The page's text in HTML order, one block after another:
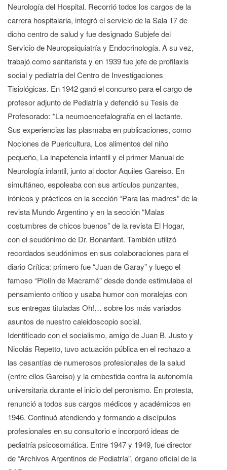
Neurología del Hospital. Recorrió todos los cargos de la
carrera hospitalaria, integró el servicio de la Sala 17 de
dicho centro de salud y fue designado Subjefe del
Servicio de Neuropsiquiatría y Endocrinología. A su vez,
trabajó como sanitarista y en 1939 fue jefe de profilaxis
social y pediatría del Centro de Investigaciones
Tisiológicas. En 1942 ganó el concurso para el cargo de
profesor adjunto de Pediatría y defendió su Tesis de
Profesorado: *La neumoencefalografía en el lactante.
Sus experiencias las plasmaba en publicaciones, como
Nociones de Puericultura, Los alimentos del niño
pequeño, La inapetencia infantil y el primer Manual de
Neurología infantil, junto al doctor Aquiles Gareiso. En
simultáneo, espoleaba con sus artículos punzantes,
irónicos y prácticos en la sección “Para las madres” de la
revista Mundo Argentino y en la sección “Malas
costumbres de chicos buenos” de la revista El Hogar,
con el seudónimo de Dr. Bonanfant. También utilizó
recordados seudónimos en sus colaboraciones para el
diario Crítica: primero fue “Juan de Garay” y luego el
famoso “Piolín de Macramé” desde donde estimulaba el
pensamiento crítico y usaba humor con moralejas con
sus entregas tituladas Oh!… sobre los más variados
asuntos de nuestro caleidoscopio social.
Identificado con el socialismo, amigo de Juan B. Justo y
Nicolás Repetto, tuvo actuación pública en el rechazo a
las cesantías de numerosos profesionales de la salud
(entre ellos Gareiso) y la embestida contra la autonomía
universitaria durante el inicio del peronismo. En protesta,
renunció a todos sus cargos médicos y académicos en
1946. Continuó atendiendo y formando a discípulos
profesionales en su consultorio e incorporó ideas de
pediatría psicosomática. Entre 1947 y 1949, fue director
de “Archivos Argentinos de Pediatría”, órgano oficial de la